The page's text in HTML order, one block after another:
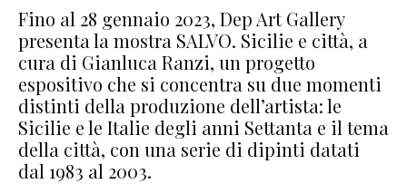
Fino al 28 gennaio 2023, Dep Art Gallery
presenta la mostra SALVO. Sicilie e città, a
cura di Gianluca Ranzi, un progetto
espositivo che si concentra su due momenti
distinti della produzione dell’artista: le
Sicilie e le Italie degli anni Settanta e il tema
della città, con una serie di dipinti datati
dal 1983 al 2003.